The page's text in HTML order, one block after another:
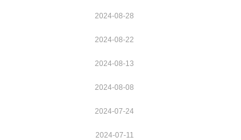
2024-08-28
2024-08-22
2024-08-13
2024-08-08
2024-07-24
2024-07-11